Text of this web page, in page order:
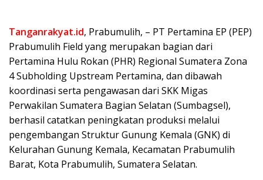
Tanganrakyat.id, Prabumulih, – PT Pertamina EP (PEP)
Prabumulih Field yang merupakan bagian dari
Pertamina Hulu Rokan (PHR) Regional Sumatera Zona
4 Subholding Upstream Pertamina, dan dibawah
koordinasi serta pengawasan dari SKK Migas
Perwakilan Sumatera Bagian Selatan (Sumbagsel),
berhasil catatkan peningkatan produksi melalui
pengembangan Struktur Gunung Kemala (GNK) di
Kelurahan Gunung Kemala, Kecamatan Prabumulih
Barat, Kota Prabumulih, Sumatera Selatan.